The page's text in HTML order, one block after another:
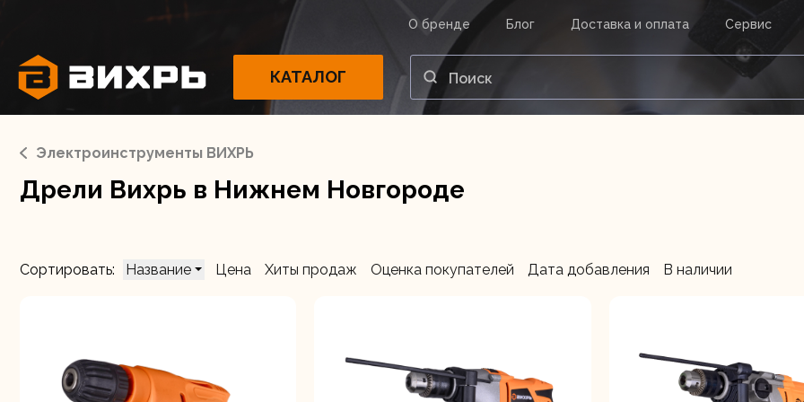
О бренде Блог Доставка и оплата Сервис
КАТАЛОГ
Электроинструменты ВИХРЬ
Дрели Вихрь в Нижнем Новгороде
Сортировать: Название Цена Хиты продаж Оценка покупателей Дата добавления В наличии
ВХОД